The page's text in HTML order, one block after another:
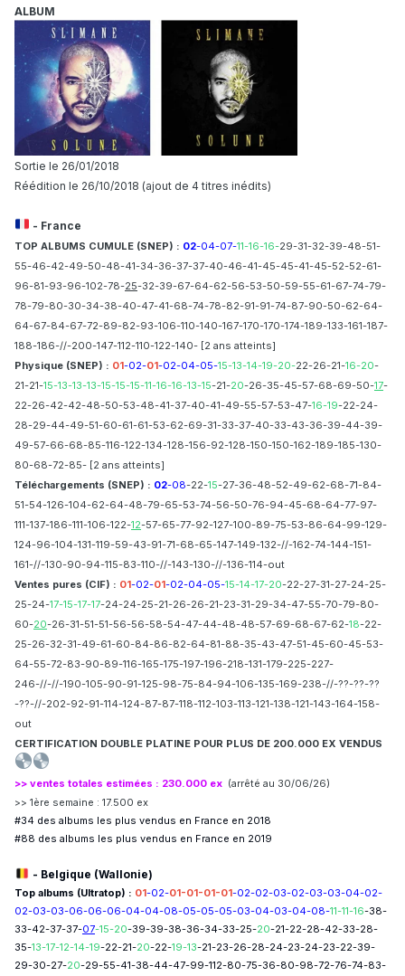
ALBUM
Sortie le 26/01/2018
Réédition le 26/10/2018 (ajout de 4 titres inédits)
- France
TOP ALBUMS CUMULE (SNEP) : 02-04-07-11-16-16-29-31-32-39-48-51-
55-46-42-49-50-48-41-34-36-37-37-40-46-41-45-45-41-45-52-52-61-
96-81-93-96-102-78-25-32-39-67-64-62-56-53-50-59-55-61-67-74-79-
78-79-80-30-34-38-40-47-41-68-74-78-82-91-91-74-87-90-50-62-64-
64-67-84-67-72-89-82-93-106-110-140-167-170-170-174-189-133-161-187-
188-186-//-200-147-112-110-122-140- [2 ans atteints]
Ph ysique (SNEP) : 01-02-01-02-04-05-15-13-14-19-20-22-26-21-16-20-
21-21-15-13-13-13-15-15-15-11-16-16-13-15-21-20-26-35-45-57-68-69-50-17-
22-26-42-42-48-50-53-48-41-37-40-41-49-55-57-53-47-16-19-22-24-
28-29-44-49-51-60-61-61-53-62-69-31-33-37-40-33-43-36-39-44-39-
49-57-66-68-85-116-122-134-128-156-92-128-150-150-162-189-185-130-
80-68-72-85- [2 ans atteints]
Téléchargements (SNEP) : 02-08-22-15-27-36-48-52-49-62-68-71-84-
51-54-126-104-62-64-48-79-65-53-74-56-50-76-94-45-68-64-77-97-
111-137-186-111-106-122-12-57-65-77-92-127-100-89-75-53-86-64-99-129-
124-96-104-131-119-59-43-91-71-68-65-147-149-132-//-162-74-144-151-
161-//-130-90-94-115-83-110-//-143-130-//-136-114-out
Ventes pures (CIF) : 01-02-01-02-04-05-15-14-17-20-22-27-31-27-24-25-
25-24-17-15-17-17-24-24-25-21-26-26-21-23-31-29-34-47-55-70-79-80-
60-20-26-31-51-51-56-56-58-54-47-44-48-48-57-69-68-67-62-18-22-
25-26-32-31-49-61-60-84-86-82-64-81-88-35-43-47-51-45-60-45-53-
64-55-72-83-90-89-116-165-175-197-196-218-131-179-225-227-
246-//-//-190-105-90-91-125-98-75-84-94-106-135-169-238-//-??-??-??
-??-//-202-92-91-114-124-87-87-118-112-103-113-121-138-121-143-164-158-
out
CERTIFICATION DOUBLE PLATINE POUR PLUS DE 200.000 EX VENDUS
>> ventes totales estimées : 230.000 ex (arrêté au 30/06/26)
>> 1ère semaine : 17.500 ex
#34 des albums les plus vendus en France en 2018
#88 des albums les plus vendus en France en 2019
- Belgique (Wallonie)
Top albums (Ultratop) : 01-02-01-01-01-01-02-02-03-02-03-03-04-02-
02-03-03-06-06-06-04-04-08-05-05-05-03-04-03-04-08-11-11-16-38-
33-42-37-37-07-15-20-39-39-38-36-34-33-25-20-21-22-28-42-33-28-
35-13-17-12-14-19-22-21-20-22-19-13-21-23-26-28-24-23-24-23-22-39-
29-30-27-20-29-55-41-38-44-47-99-112-80-75-36-80-98-72-76-74-83-